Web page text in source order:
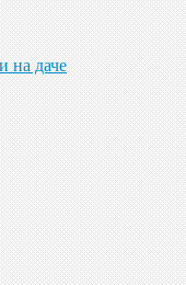
на даче